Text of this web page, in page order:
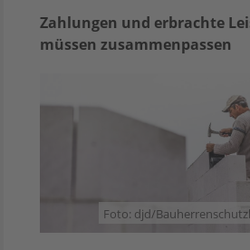
Zahlungen und erbrachte
müssen zusammenpassen
Foto: djd/